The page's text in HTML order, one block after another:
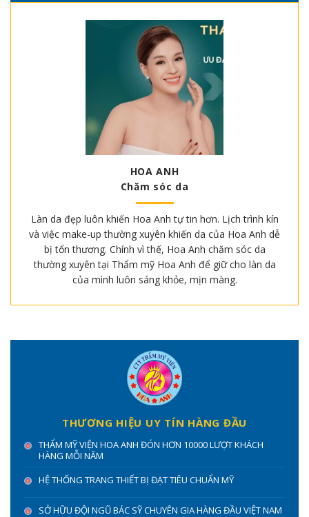
HOA ANH
Chăm sóc da
Làn da đẹp luôn khiến Hoa Anh tự tin hơn. Lịch trình kín
và việc make-up thường xuyên khiến da của Hoa Anh dễ
bị tổn thương. Chính vì thế, Hoa Anh chăm sóc da
thường xuyên tại Thẩm mỹ Hoa Anh để giữ cho làn da
của mình luôn sáng khỏe, mịn màng.
THƯƠNG HIỆU UY TÍN HÀNG ĐẦU
THẨM MỸ VIỆN HOA ANH ĐÓN HƠN 10000 LƯỢT KHÁCH
HÀNG MỖI NĂM
HỆ THỐNG TRANG THIẾT BỊ ĐẠT TIÊU CHUẨN MỸ
SỞ HỮU ĐỘI NGŨ BÁC SỸ CHUYÊN GIA HÀNG ĐẦU VIỆT NAM